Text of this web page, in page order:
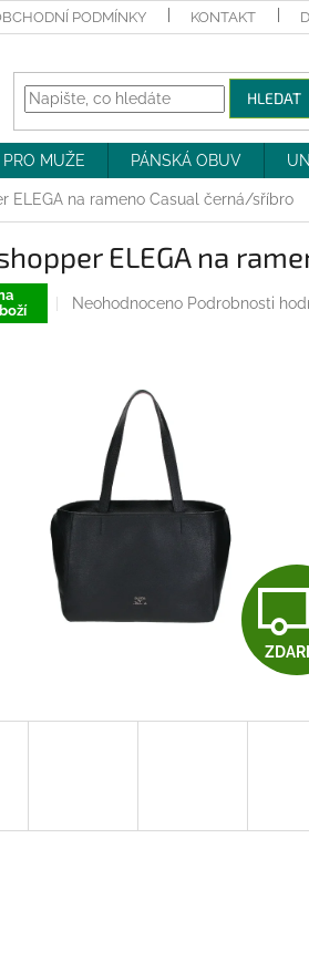
PODMÍNKY KONTAKT
HLEDAT
PRO MUŽE PÁNSKÁ OBUV
ELEGA na rameno Casual černá/sříbro
ELEGA na
Průměrné
hvězdiček.
Neohodnoceno Podrobnosti